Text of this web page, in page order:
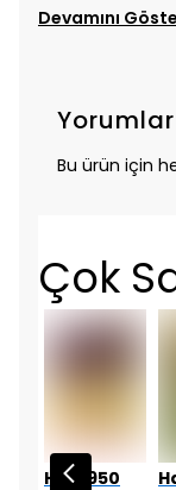
Devamını
Yorumlar
Bu ürün için
Çok
Has 1950